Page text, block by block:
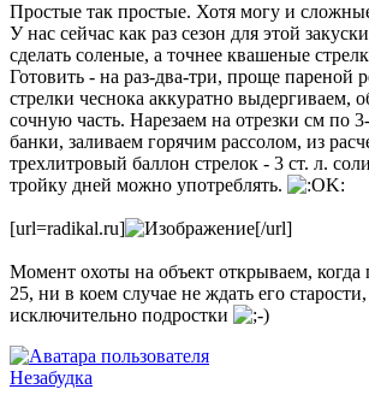
Простые так простые. Хотя могу и
У нас сейчас как раз сезон для этой
сделать соленые, а точнее квашеные
Готовить - на раз-два-три, проще
стрелки чеснока аккуратно выдергиваем,
сочную часть. Нарезаем на отрезки см по
банки, заливаем горячим рассолом, из
трехлитровый баллон стрелок - 3 ст. л.
тройку дней можно употреблять.
[url=radikal.ru] [/url]
Момент охоты на объект открываем, когда
25, ни в коем случае не ждать его
исключительно подростки
Незабудка